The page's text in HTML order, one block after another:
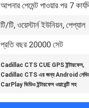
আপনার পেমেন্ট পাওয়ার পর 7
টি/টি, ওয়েস্টার্ন ইউনিয়ন, পেপ্যাল
প্রতি বছর 20000 সেট
Cadillac CTS CUE GPS ইন্টারফেস,
Cadillac CTS এর জন্য Android
CarPlay ভিডিও ইন্টারফেস ওয়ারেন্টি সহ